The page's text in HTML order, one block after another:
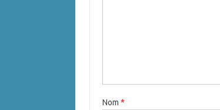
Nom *